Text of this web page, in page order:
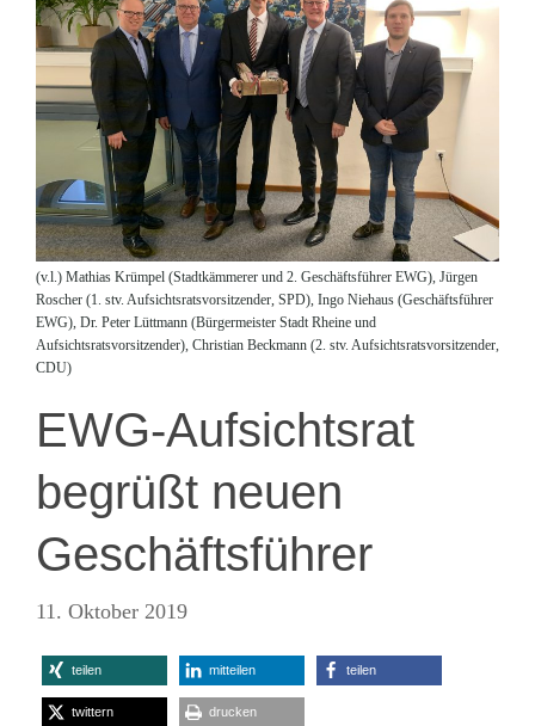
(v.l.) Mathias Krümpel (Stadtkämmerer und 2. Geschäftsführer EWG), Jürgen
Roscher (1. stv. Aufsichtsratsvorsitzender, SPD), Ingo Niehaus (Geschäftsführer
EWG), Dr. Peter Lüttmann (Bürgermeister Stadt Rheine und
Aufsichtsratsvorsitzender), Christian Beckmann (2. stv. Aufsichtsratsvorsitzender,
CDU)
EWG-Aufsichtsrat
begrüßt neuen
Geschäftsführer
11. Oktober 2019
teilen mitteilen teilen
twittern drucken